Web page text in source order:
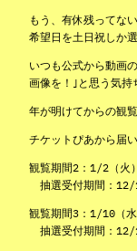
もう、有休残ってな
希望日を土日祝しか
いつも公式から動画
画像を！｣と思う気持
年が明けてからの観
チケットぴあから届
観覧期間2：1/2（火
抽選受付期間：
観覧期間3：1/10（
抽選受付期間：